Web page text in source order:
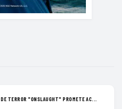
DE TERROR "ONSLAUGHT" PROMETE AC...